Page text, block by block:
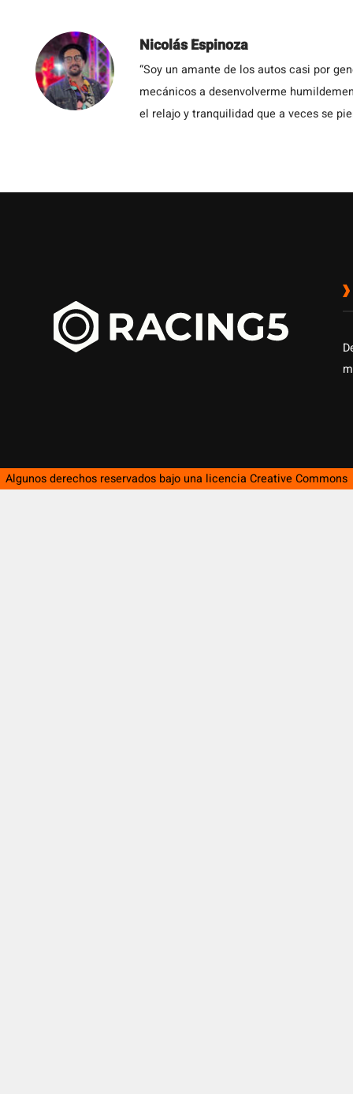
Nicolás Espinoza
“Soy un amante de los autos casi por
mecánicos a desenvolverme
el relajo y tranquilidad que a veces se
Algunos derechos reservados bajo una licencia Creative Commons